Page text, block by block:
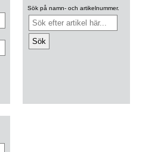
Sök på namn- och artikelnummer.